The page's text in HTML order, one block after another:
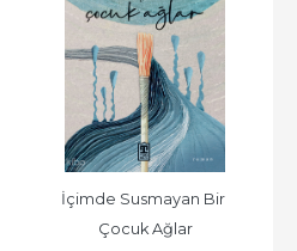
İçimde Susmayan Bir
Çocuk Ağlar